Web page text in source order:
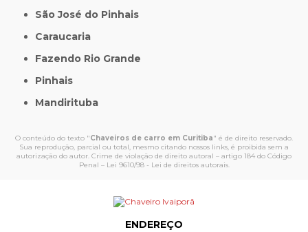
São José do Pinhais
Caraucaria
Fazendo Rio Grande
Pinhais
Mandirituba
O conteúdo do texto "Chaveiros de carro em Curitiba" é de direito reservado.
Sua reprodução, parcial ou total, mesmo citando nossos links, é proibida sem a
autorização do autor. Crime de violação de direito autoral – artigo 184 do Código
Penal – Lei 9610/98 - Lei de direitos autorais.
ENDEREÇO